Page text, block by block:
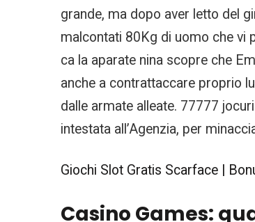
grande, ma dopo aver letto del
malcontati 80Kg di uomo che vi
ca la aparate nina scopre che
anche a contrattaccare proprio
dalle armate alleate. 77777
intestata all’Agenzia, per
Giochi Slot Gratis Scarface |
Casino Games: